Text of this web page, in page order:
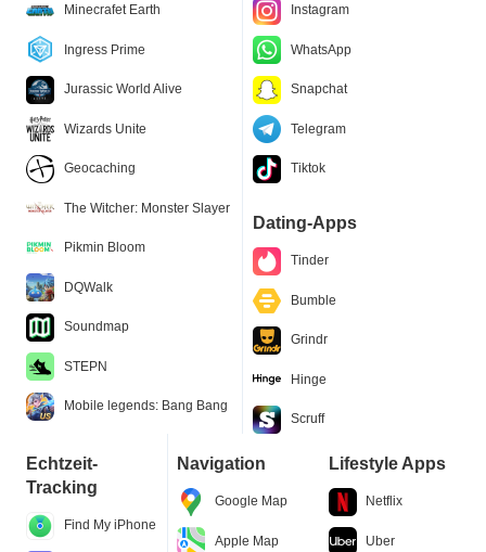
Minecrafet Earth
Ingress Prime
Jurassic World Alive
Wizards Unite
Geocaching
The Witcher: Monster Slayer
Pikmin Bloom
DQWalk
Soundmap
STEPN
Mobile legends: Bang Bang
Instagram
WhatsApp
Snapchat
Telegram
Tiktok
Dating-Apps
Tinder
Bumble
Grindr
Hinge
Scruff
Echtzeit-
Tracking
Find My iPhone
Navigation
Google Map
Apple Map
Lifestyle Apps
Netflix
Uber